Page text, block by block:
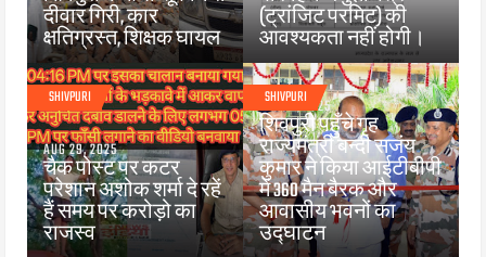
दीवार गिरी, कार
क्षतिग्रस्त, शिक्षक घायल
(ट्रांजिट परमिट) की
आवश्यकता नहीं होगी।
SHIVPURI
AUG 29, 2025
चैक पोस्ट पर कटर
परेशान अशोक शर्मा दे रहें
हैं समय पर करोड़ो का
राजस्व
SHIVPURI
JUN 25, 2025
शिवपुरी पहुँचे गृह
राज्यमंत्री बन्दी सजंय
कुमार ने किया आईटीबीपी
में 360 मैन बैरक और
आवासीय भवनों का
उद्घाटन